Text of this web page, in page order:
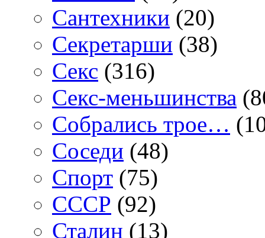
Сантехники (20)
Секретарши (38)
Секс (316)
Секс-меньшинства
Собрались трое…
Соседи (48)
Спорт (75)
СССР (92)
Сталин (13)